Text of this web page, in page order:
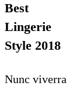
Best
Lingerie
Style 2018
Nunc viverra